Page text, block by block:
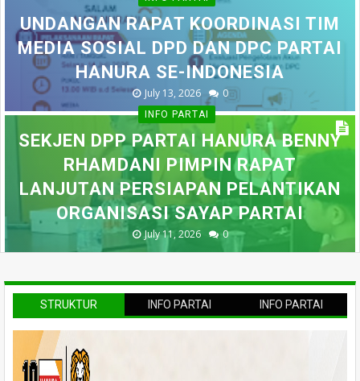
UNDANGAN RAPAT KOORDINASI TIM
MEDIA SOSIAL DPD DAN DPC PARTAI
HANURA SE-INDONESIA
July 13, 2026 0
INFO PARTAI
SEKJEN DPP PARTAI HANURA BENNY
RHAMDANI PIMPIN RAPAT
LANJUTAN PERSIAPAN PELANTIKAN
ORGANISASI SAYAP PARTAI
July 11, 2026 0
STRUKTUR INFO PARTAI INFO PARTAI